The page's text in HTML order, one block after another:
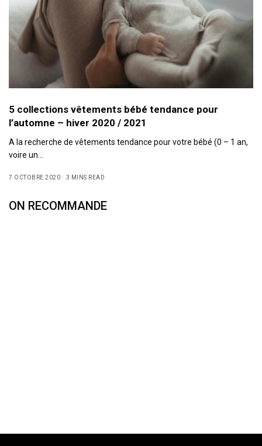
5 collections vêtements bébé tendance pour
l’automne – hiver 2020 / 2021
A la recherche de vêtements tendance pour votre bébé (0 – 1 an,
voire un…
7 OCTOBRE 2020 3 MINS READ
ON RECOMMANDE